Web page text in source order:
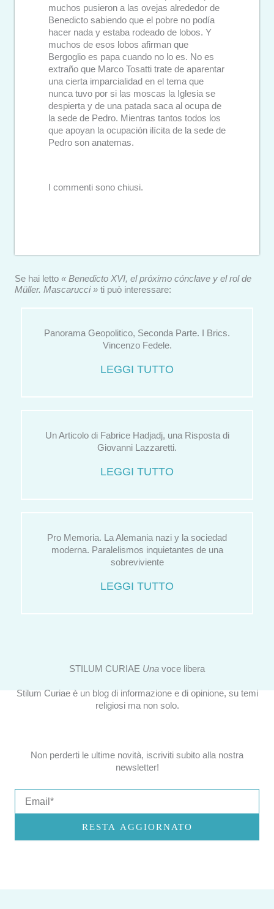
muchos pusieron a las ovejas alrededor de
Benedicto sabiendo que el pobre no podía
hacer nada y estaba rodeado de lobos. Y
muchos de esos lobos afirman que
Bergoglio es papa cuando no lo es. No es
extraño que Marco Tosatti trate de aparentar
una cierta imparcialidad en el tema que
nunca tuvo por si las moscas la Iglesia se
despierta y de una patada saca al ocupa de
la sede de Pedro. Mientras tantos todos los
que apoyan la ocupación ilícita de la sede de
Pedro son anatemas.
I commenti sono chiusi.
Se hai letto « Benedicto XVI, el próximo cónclave y el rol de
Müller. Mascarucci » ti può interessare:
Panorama Geopolitico, Seconda Parte. I Brics.
Vincenzo Fedele.
LEGGI TUTTO
Un Articolo di Fabrice Hadjadj, una Risposta di
Giovanni Lazzaretti.
LEGGI TUTTO
Pro Memoria. La Alemania nazi y la sociedad
moderna. Paralelismos inquietantes de una
sobreviviente
LEGGI TUTTO
STILUM CURIAE Una voce libera
Stilum Curiae è un blog di informazione e di opinione, su temi
religiosi ma non solo.
Non perderti le ultime novità, iscriviti subito alla nostra
newsletter!
RESTA AGGIORNATO